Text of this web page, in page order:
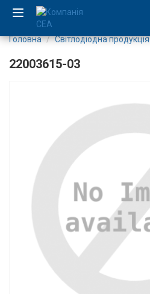
Каталог
Виробництво
Послуги
Новини
Вакансії
Вхід/
Головна Світлодіодна продукція
22003615-03